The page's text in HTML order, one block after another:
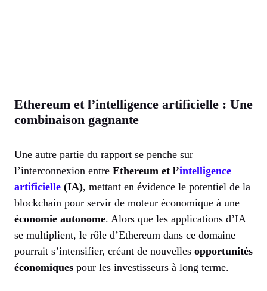
Ethereum et l’intelligence artificielle : Une
combinaison gagnante
Une autre partie du rapport se penche sur
l’interconnexion entre Ethereum et l’intelligence
artificielle (IA), mettant en évidence le potentiel de la
blockchain pour servir de moteur économique à une
économie autonome. Alors que les applications d’IA
se multiplient, le rôle d’Ethereum dans ce domaine
pourrait s’intensifier, créant de nouvelles opportunités
économiques pour les investisseurs à long terme.